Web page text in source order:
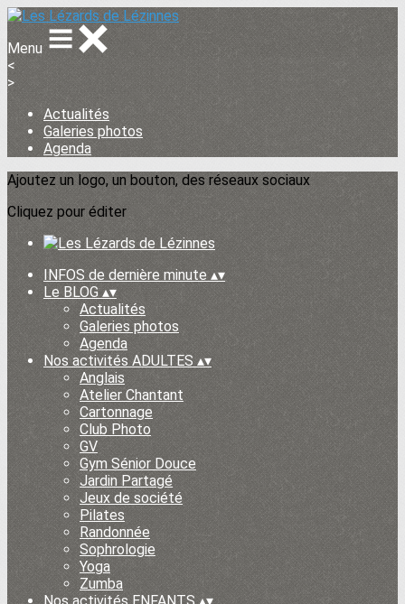
Menu
<
>
Actualités
Galeries photos
Agenda
Ajoutez un logo, un bouton, des réseaux sociaux
Cliquez pour éditer
INFOS de dernière minute▴▾
Le BLOG▴▾
Actualités
Galeries photos
Agenda
Nos activités ADULTES ▴▾
Anglais
Atelier Chantant
Cartonnage
Club Photo
GV
Gym Sénior Douce
Jardin Partagé
Jeux de société
Pilates
Randonnée
Sophrologie
Yoga
Zumba